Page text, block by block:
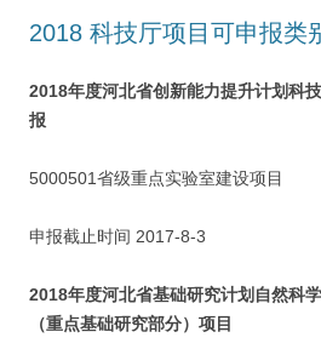
2018 科技厅项目可申报类
2018年度河北省创新能力提升计划科
报
5000501省级重点实验室建设项目
申报截止时间 2017-8-3
2018年度河北省基础研究计划自然科
（重点基础研究部分）项目